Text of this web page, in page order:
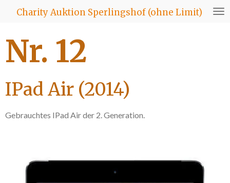
ZumCharity Auktion Sperlingshof (ohne Limit)
Nr. 12
IPad Air (2014)
Gebrauchtes IPad Air der 2. Generation.